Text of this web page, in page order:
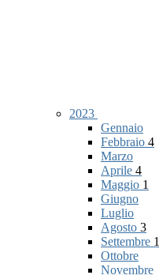
2023
Gennaio
Febbraio 4
Marzo
Aprile 4
Maggio 1
Giugno
Luglio
Agosto 3
Settembre 1
Ottobre
Novembre